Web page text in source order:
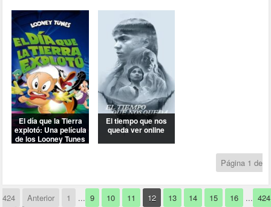
Página 1 de
424 Anterior 1 ... 9 10 11 12 13 14 15 16 ... 424